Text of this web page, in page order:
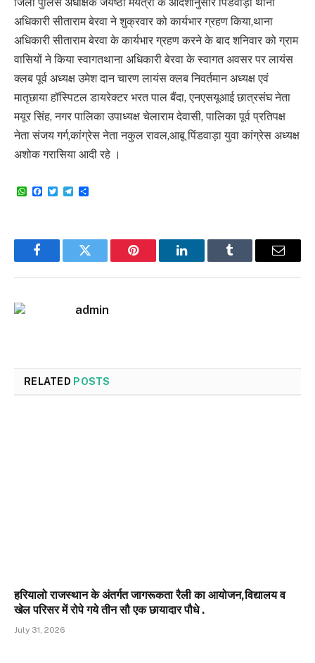
अधिकारी सीताराम बेरवा ने शुक्रवार को कार्यभार ग्रहण किया,थाना
अधिकारी सीताराम बेरवा के कार्यभार ग्रहण करने के बाद शनिवार को ग्राम
वासियों ने किया स्वागतथाना अधिकारी बेरवा के स्वागत अवसर पर लायंस
क्लब पूर्व अध्यक्ष उमेश दान चारण लायंस क्लब निवर्तमान अध्यक्ष एवं
मातृछाया हॉस्पिटल डायरेक्टर भरत पाल बैंदा, एनएसयूआई छात्रसंघ नेता
मयूर सिंह, नगर पालिका उपाध्यक्ष चेलाराम देवासी, पालिका पूर्व प्रतिपक्ष
नेता संजय गर्ग,कांग्रेस नेता नकुल रावल,आबू पिंडवाड़ा युवा कांग्रेस अध्यक्ष
अशोक गरासिया आदी रहे ।
WhatsApp
Facebook
TwitterTelegram
FacebookTwitter Pinterest LinkedInTumblr Email
admin
RELATED POSTS
हरियालो राजस्थान के अंतर्गत जागरूकता रैली का आयोजन,विद्यालय व
खेल परिसर में रोपे गये तीन सौ एक छायादार पौधे .
July 31, 2026